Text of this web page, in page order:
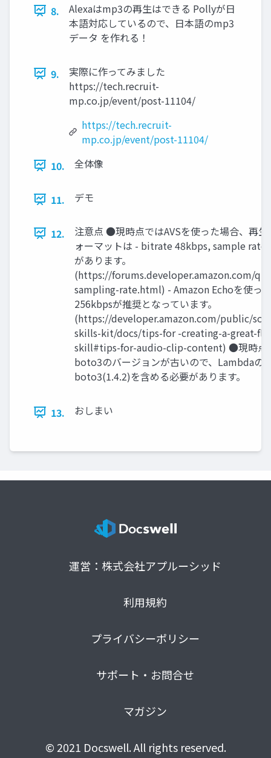
8.
Alexaはmp3の再生はできる Pollyが日
本語対応しているので、日本語のmp3
データ を作れる！
9.
実際に作ってみました
https://tech.recruit-
mp.co.jp/event/post-11104/
https://tech.recruit-
mp.co.jp/event/post-11104/
10.
全体像
11. デモ
12.
注意点 ●現時点ではAVSを使った場合、再
ォーマットは - bitrate 48kbps, sample rate
があります。
(https://forums.developer.amazon.com/
sampling-rate.html) - Amazon Echoを使っ
256kbpsが推奨となっています。
(https://developer.amazon.com/public/
skills-kit/docs/tips-for -creating-a-great-
skill#tips-for-audio-clip-content) ●現時点
boto3のバージョンが古いので、Lambdaの
boto3(1.4.2)を含める必要があります。
13. おしまい
運営：株式会社アプルーシッド
利用規約
プライバシーポリシー
サポート・お問合せ
マガジン
© 2021 Docswell. All rights reserved.